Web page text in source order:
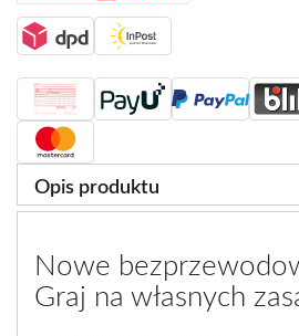
Opis produktu
Nowe
Graj na własnych